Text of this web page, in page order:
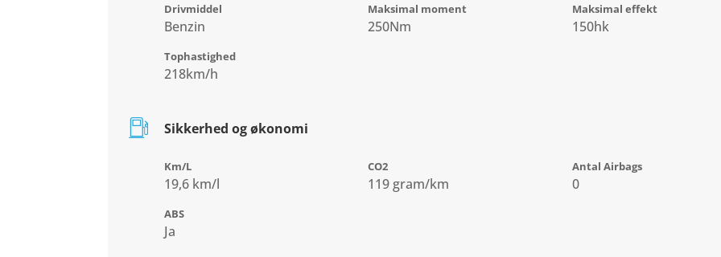
Drivmiddel
Benzin
Maksimal moment
250Nm
Maksimal effekt
150hk
Tophastighed
218km/h
Sikkerhed og økonomi
Km/L
19,6 km/l
CO2
119 gram/km
Antal Airbags
0
ABS
Ja